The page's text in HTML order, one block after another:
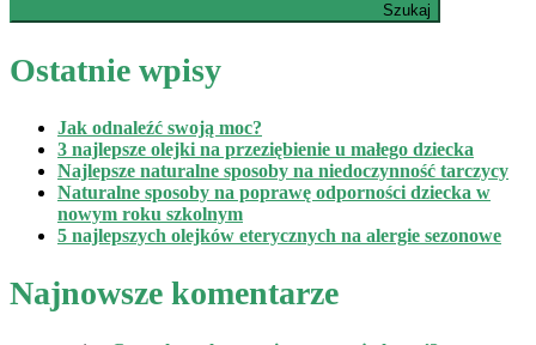
Szukaj
Ostatnie wpisy
Jak odnaleźć swoją moc?
3 najlepsze olejki na przeziębienie u małego dziecka
Najlepsze naturalne sposoby na niedoczynność tarczycy
Naturalne sposoby na poprawę odporności dziecka w
nowym roku szkolnym
5 najlepszych olejków eterycznych na alergie sezonowe
Najnowsze komentarze